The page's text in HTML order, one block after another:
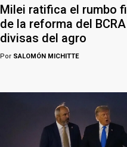
Milei ratifica el rumbo
de la reforma del
divisas del agro
Por SALOMÓN MICHITTE